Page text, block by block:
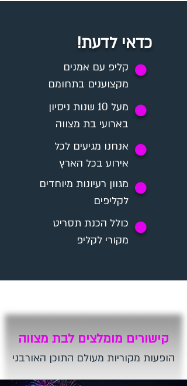
כדאי לדעת!
קליפ עם אמנים
מקצוענים בתחומם
✪
מעל 10 שנות ניסיון
בארועי בת מצווה
✪
אנחנו מגיעים לכל
אירוע בכל הארץ
✪
מגוון רעיונות מיוחדים
לקליפים
✪
כולל הכנת תסריט
מקורי לקליפ
✪
קישורים מומלצים לבת מצווה
הופעות מקוריות מעולם התוכן האורבני